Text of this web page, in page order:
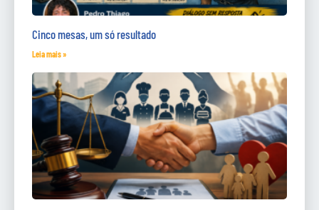
Cinco mesas, um só resultado
Leia mais »